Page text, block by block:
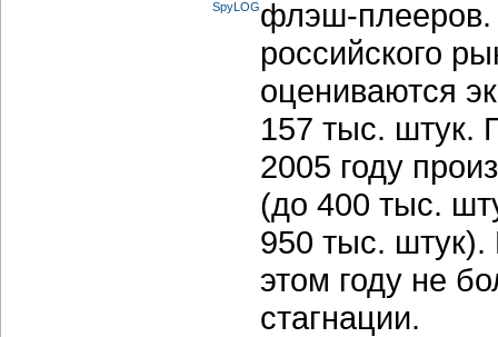
флэш-плееров.
российского
оцениваются
157 тыс. штук.
2005 году
(до 400 тыс.
950 тыс. штук).
этом году не
стагнации.